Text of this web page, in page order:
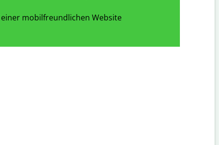
mobilfreundlichen Website